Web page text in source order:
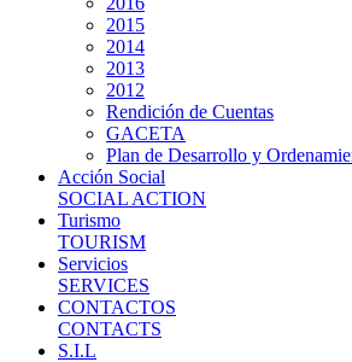
2015
2014
2013
2012
Rendición de Cuentas
GACETA
Plan de Desarrollo y
Acción Social
SOCIAL ACTION
Turismo
TOURISM
Servicios
SERVICES
CONTACTOS
CONTACTS
S.I.L